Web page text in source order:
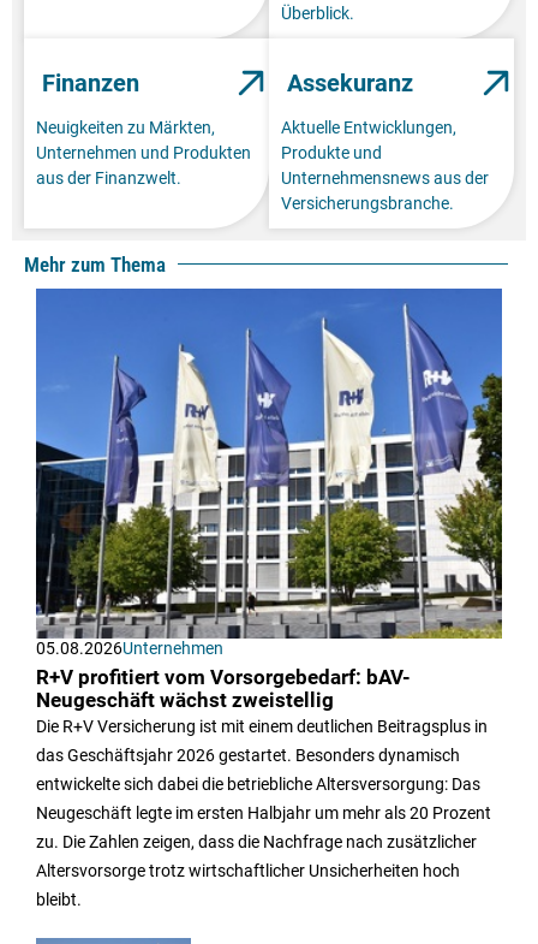
Überblick.
Finanzen
Neuigkeiten zu Märkten,
Unternehmen und Produkten
aus der Finanzwelt.
Assekuranz
Aktuelle Entwicklungen,
Produkte und
Unternehmensnews aus der
Versicherungsbranche.
Mehr zum Thema
05.08.2026Unternehmen
R+V profitiert vom Vorsorgebedarf: bAV-
Neugeschäft wächst zweistellig
Die R+V Versicherung ist mit einem deutlichen Beitragsplus in
das Geschäftsjahr 2026 gestartet. Besonders dynamisch
entwickelte sich dabei die betriebliche Altersversorgung: Das
Neugeschäft legte im ersten Halbjahr um mehr als 20 Prozent
zu. Die Zahlen zeigen, dass die Nachfrage nach zusätzlicher
Altersvorsorge trotz wirtschaftlicher Unsicherheiten hoch
bleibt.